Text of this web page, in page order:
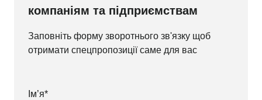
компаніям та підприємствам
Заповніть форму зворотнього зв'язку щоб
отримати спецпропозиції саме для вас
Ім’я*